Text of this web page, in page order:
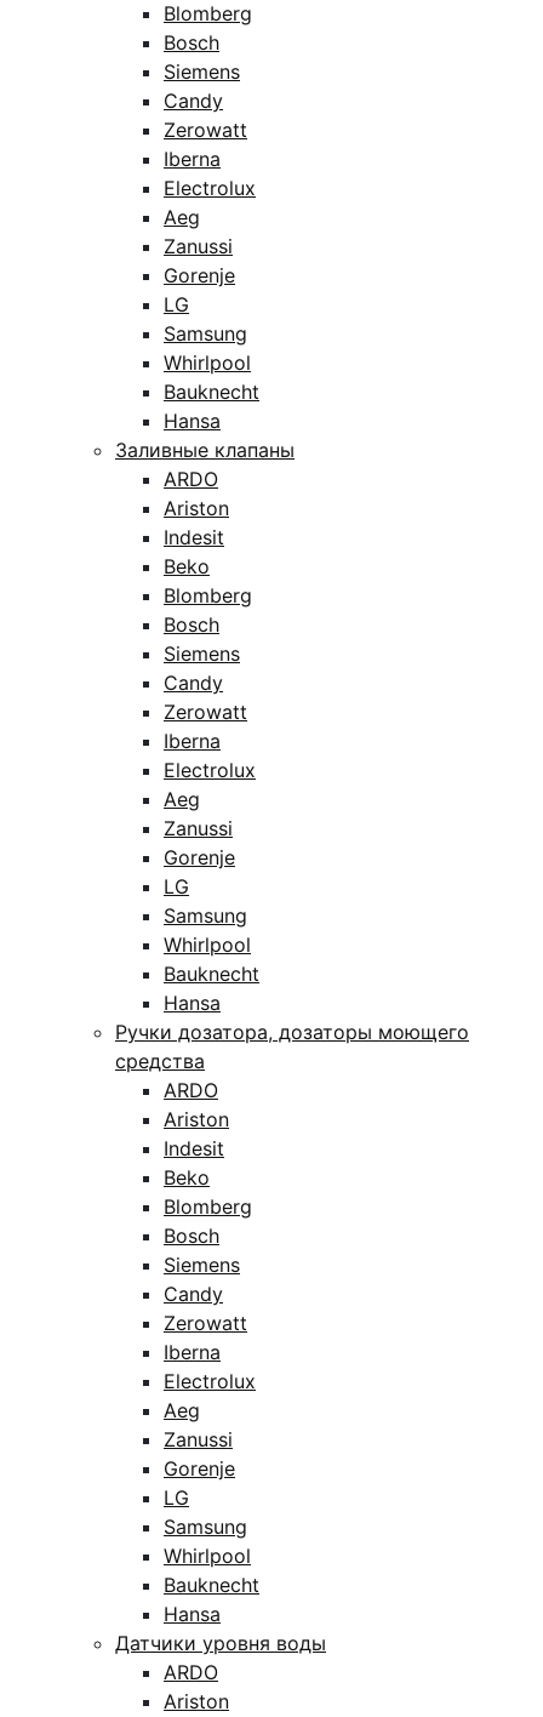
Blomberg
Bosch
Siemens
Candy
Zerowatt
Iberna
Electrolux
Aeg
Zanussi
Gorenje
LG
Samsung
Whirlpool
Bauknecht
Hansa
Заливные клапаны
ARDO
Ariston
Indesit
Beko
Blomberg
Bosch
Siemens
Candy
Zerowatt
Iberna
Electrolux
Aeg
Zanussi
Gorenje
LG
Samsung
Whirlpool
Bauknecht
Hansa
Ручки дозатора, дозаторы моющего
средства
ARDO
Ariston
Indesit
Beko
Blomberg
Bosch
Siemens
Candy
Zerowatt
Iberna
Electrolux
Aeg
Zanussi
Gorenje
LG
Samsung
Whirlpool
Bauknecht
Hansa
Датчики уровня воды
ARDO
Ariston